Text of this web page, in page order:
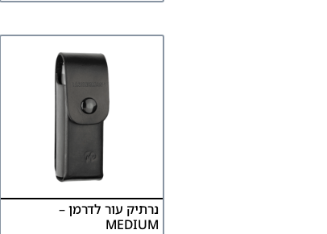
נרתיק עור לדרמן –
MEDIUM